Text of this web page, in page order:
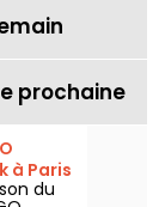
prochaine
à Paris
du